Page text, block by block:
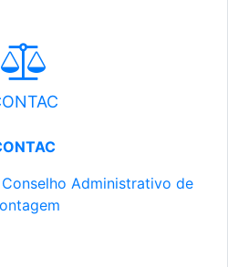
Administrativo de